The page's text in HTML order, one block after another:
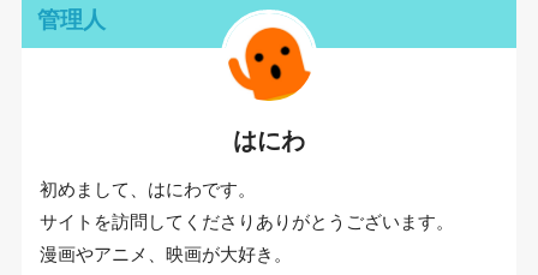
管理人
はにわ
初めまして、はにわです。
サイトを訪問してくださりありがとうございます。
漫画やアニメ、映画が大好き。